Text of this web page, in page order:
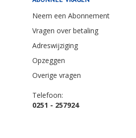
Neem een Abonnement
Vragen over betaling
Adreswijziging
Opzeggen
Overige vragen
Telefoon:
0251 - 257924